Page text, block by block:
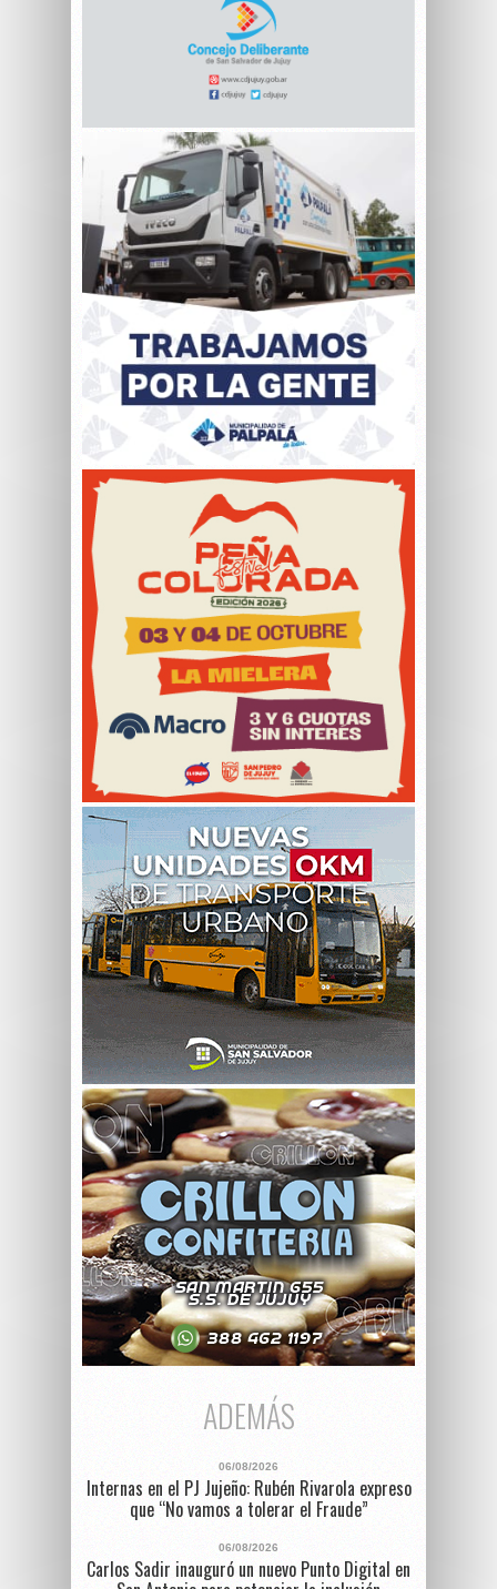
ADEMÁS
06/08/2026
Internas en el PJ Jujeño: Rubén Rivarola expreso
que “No vamos a tolerar el Fraude”
06/08/2026
Carlos Sadir inauguró un nuevo Punto Digital en